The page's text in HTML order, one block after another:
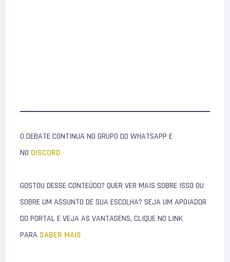
O DEBATE CONTINUA NO GRUPO DO WHATSAPP E
NO DISCORD
GOSTOU DESSE CONTEÚDO? QUER VER MAIS SOBRE ISSO OU
SOBRE UM ASSUNTO DE SUA ESCOLHA? SEJA UM APOIADOR
DO PORTAL E VEJA AS VANTAGENS, CLIQUE NO LINK
PARA SABER MAIS